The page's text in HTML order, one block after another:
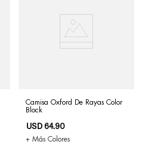
Camisa Oxford De Rayas Color
Block
USD 64.90
+ Más Colores